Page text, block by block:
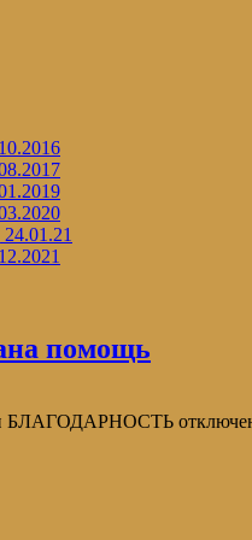
помощь
БЛАГОДАРНОСТЬ